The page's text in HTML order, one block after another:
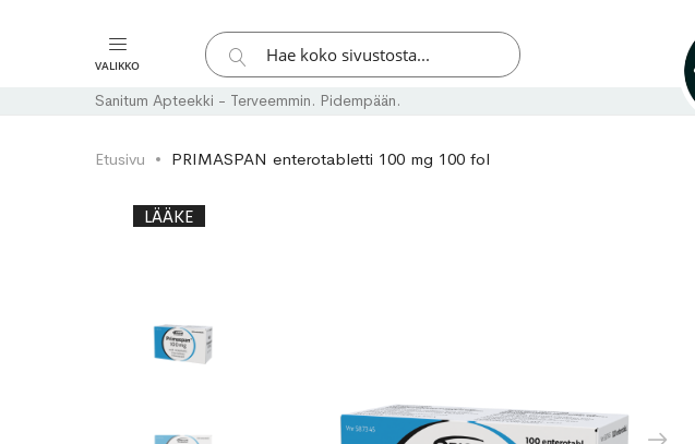
VALIKKO
Hae
Hae
Sanitum Apteekki - Terveemmin. Pidempään.
Etusivu PRIMASPAN enterotabletti 100 mg 100 fol
Skip
the
images
Skip
the
images
LÄÄKE